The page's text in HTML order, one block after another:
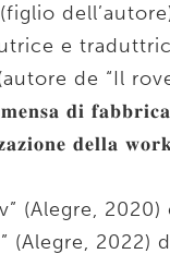
e
de “Il
𝐝𝐢 𝐟𝐚𝐛𝐛𝐫𝐢𝐜𝐚
𝐝𝐞𝐥𝐥𝐚
(Alegre, 2020)
(Alegre, 2022)